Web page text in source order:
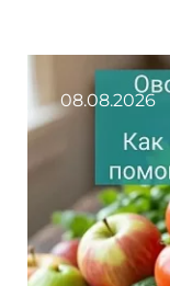
08.08.2026